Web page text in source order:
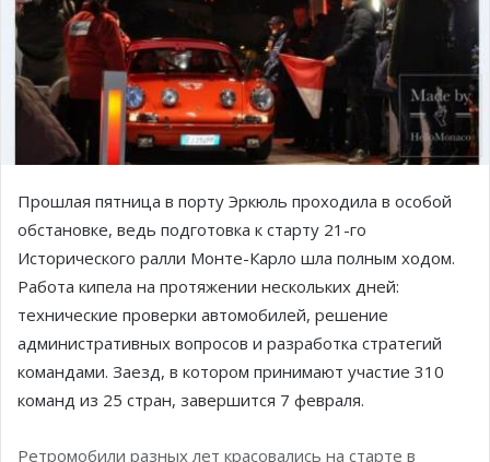
Прошлая пятница в порту Эркюль проходила в особой
обстановке, ведь подготовка к старту 21-го
Исторического ралли Монте-Карло шла полным ходом.
Работа кипела на протяжении нескольких дней:
технические проверки автомобилей, решение
административных вопросов и разработка стратегий
командами. Заезд, в котором принимают участие 310
команд из 25 стран, завершится 7 февраля.
Ретромобили разных лет красовались на старте в